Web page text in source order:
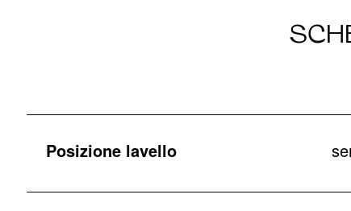
Posizione lavello